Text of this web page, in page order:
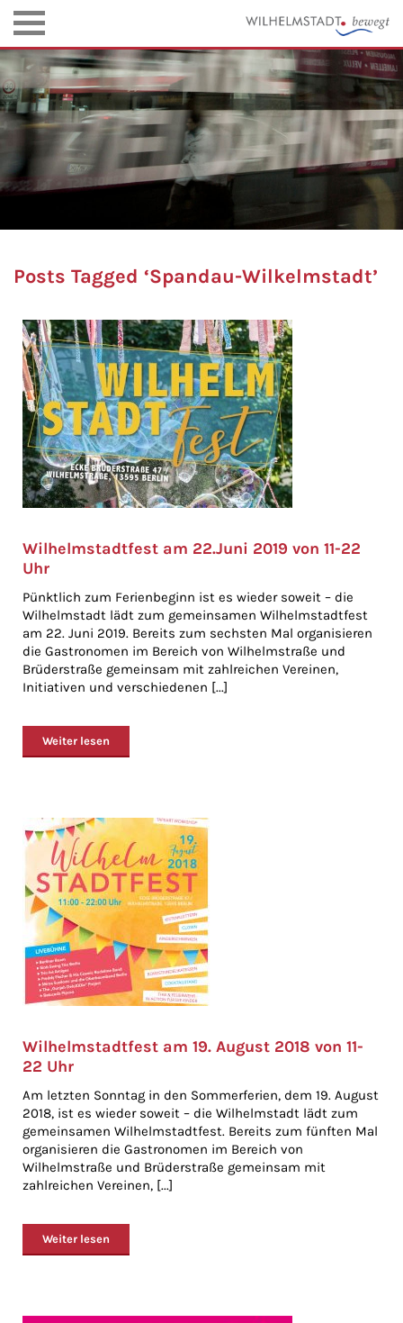
Posts Tagged ‘Spandau-Wilkelmstadt’
Wilhelmstadtfest am 22.Juni 2019 von 11-22
Uhr
Pünktlich zum Ferienbeginn ist es wieder soweit – die
Wilhelmstadt lädt zum gemeinsamen Wilhelmstadtfest
am 22. Juni 2019. Bereits zum sechsten Mal organisieren
die Gastronomen im Bereich von Wilhelmstraße und
Brüderstraße gemeinsam mit zahlreichen Vereinen,
Initiativen und verschiedenen [...]
Weiter lesen
Wilhelmstadtfest am 19. August 2018 von 11-
22 Uhr
Am letzten Sonntag in den Sommerferien, dem 19. August
2018, ist es wieder soweit – die Wilhelmstadt lädt zum
gemeinsamen Wilhelmstadtfest. Bereits zum fünften Mal
organisieren die Gastronomen im Bereich von
Wilhelmstraße und Brüderstraße gemeinsam mit
zahlreichen Vereinen, [...]
Weiter lesen